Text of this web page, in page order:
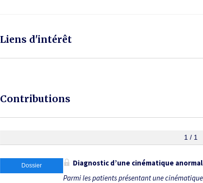
Liens d'intérêt
Contributions
1 / 1
Dossier
Diagnostic d’une cinématique
Parmi les patients présentant une